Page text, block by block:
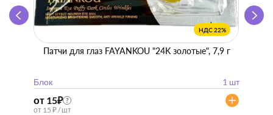
НДС 22%
Патчи для глаз FAYANKOU "24K золотые", 7,9 г
Блок 1 шт
от 15₽ ?
от 15 ₽ / шт